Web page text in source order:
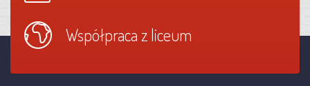
Współpraca z liceum